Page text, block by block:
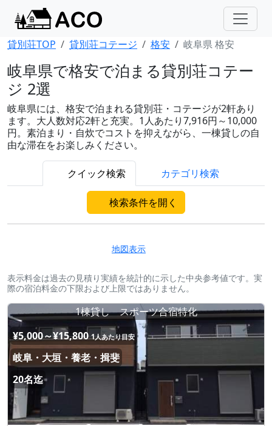
貸別荘TOP 貸別荘コテージ 格安 岐阜県 格安
岐阜県で格安で泊まる貸別荘コテー
ジ 2選
岐阜県には、格安で泊まれる貸別荘・コテージが2軒あり
ます。大人数対応2軒と充実。1人あたり7,916円～10,000
円。素泊まり・自炊でコストを抑えながら、一棟貸しの自
由な滞在をお楽しみください。
クイック検索 カテゴリ検索
検索条件を開く
地図表示
表示料金は過去の見積り実績を統計的に示した中央参考値です。実
際の宿泊料金の下限および上限ではありません。
1棟貸し スポーツ合宿特化
¥5,000～¥15,800 1人あたり目安
岐阜・大垣・養老・揖斐
20名迄